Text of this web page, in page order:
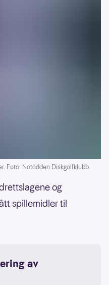
Foto: Notodden Diskgolfklubb.
og
spillemidler til
av